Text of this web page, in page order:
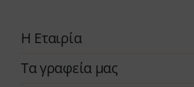
Η Εταιρία
Τα γραφεία μας